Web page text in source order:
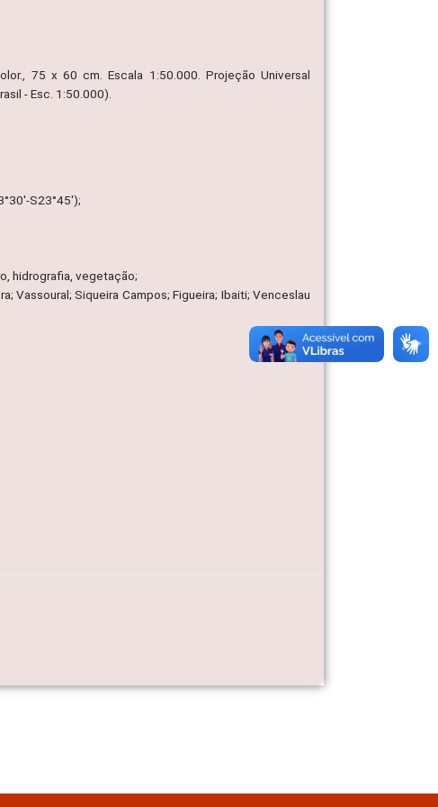
75 x 60 cm. Escala 1:50.000. Projeção Universal
- Esc. 1:50.000).
S23°45');
hidrografia, vegetação;
Vassoural; Siqueira Campos; Figueira; Ibaiti; Venceslau